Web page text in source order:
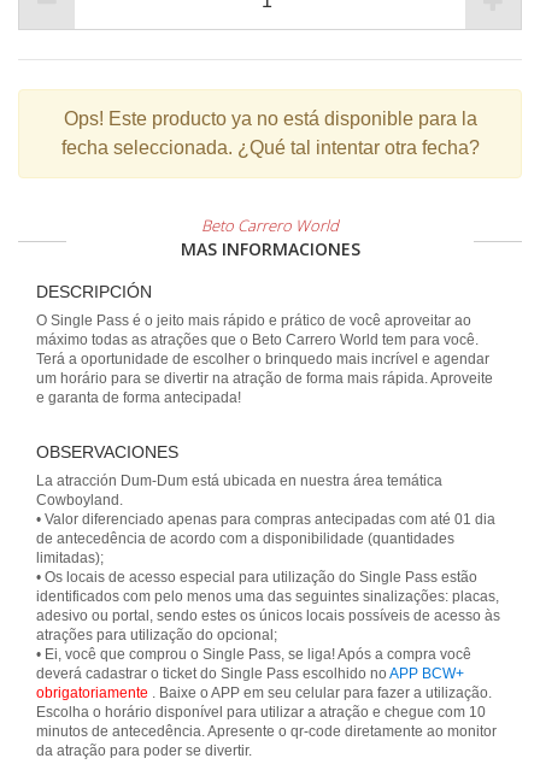
Ops! Este producto ya no está disponible para la
fecha seleccionada. ¿Qué tal intentar otra fecha?
Beto Carrero World
MAS INFORMACIONES
DESCRIPCIÓN
O Single Pass é o jeito mais rápido e prático de você aproveitar ao
máximo todas as atrações que o Beto Carrero World tem para você.
Terá a oportunidade de escolher o brinquedo mais incrível e agendar
um horário para se divertir na atração de forma mais rápida. Aproveite
e garanta de forma antecipada!
OBSERVACIONES
La atracción Dum-Dum está ubicada en nuestra área temática
Cowboyland.
• Valor diferenciado apenas para compras antecipadas com até 01 dia
de antecedência de acordo com a disponibilidade (quantidades
limitadas);
• Os locais de acesso especial para utilização do Single Pass estão
identificados com pelo menos uma das seguintes sinalizações: placas,
adesivo ou portal, sendo estes os únicos locais possíveis de acesso às
atrações para utilização do opcional;
• Ei, você que comprou o Single Pass, se liga! Após a compra você
deverá cadastrar o ticket do Single Pass escolhido no APP BCW+
obrigatoriamente . Baixe o APP em seu celular para fazer a utilização.
Escolha o horário disponível para utilizar a atração e chegue com 10
minutos de antecedência. Apresente o qr-code diretamente ao monitor
da atração para poder se divertir.